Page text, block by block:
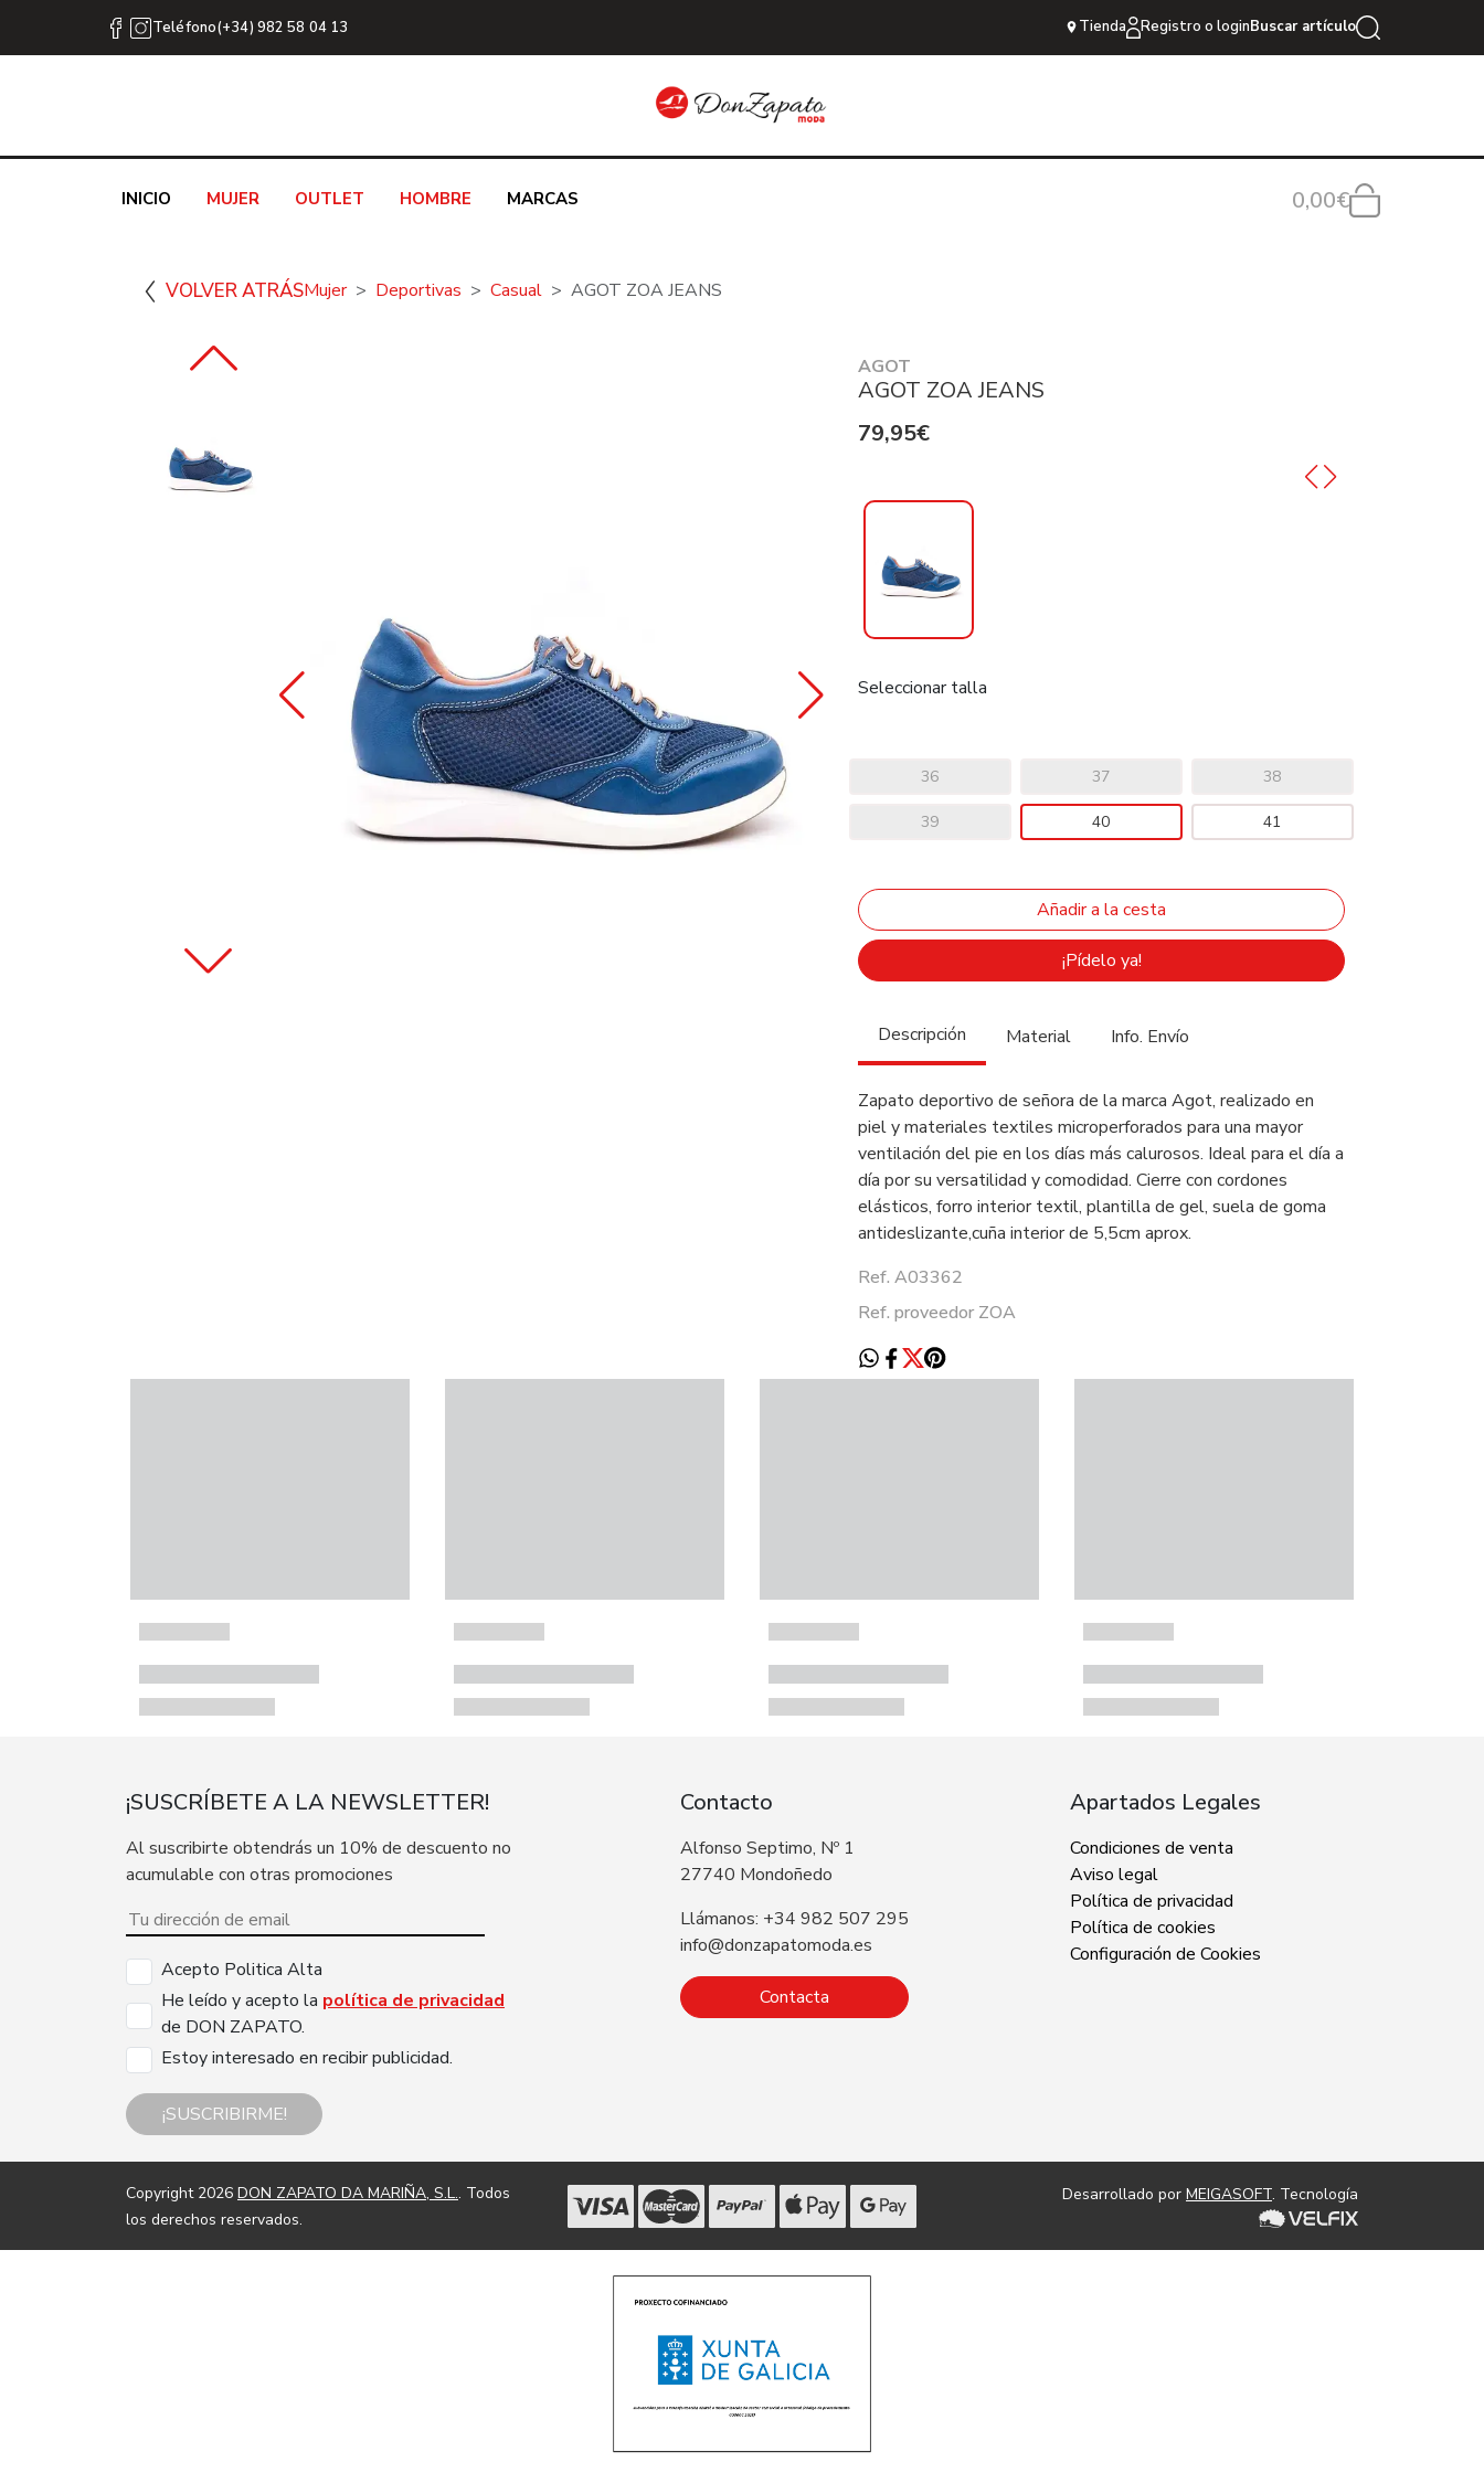
Teléfono(+34) 982 58 04 13 Tienda Registro o loginBuscar artículo
INICIO MUJER OUTLET HOMBRE MARCAS 0,00€
VOLVER ATRÁSMujer Deportivas Casual AGOT ZOA JEANS
AGOT
AGOT ZOA JEANS
79,95€
Seleccionar talla
36 37 38
39 40 41
¡Pídelo ya!
Descripción Material Info. Envío
Zapato deportivo de señora de la marca Agot, realizado en
piel y materiales textiles microperforados para una mayor
ventilación del pie en los días más calurosos. Ideal para el día a
día por su versatilidad y comodidad. Cierre con cordones
elásticos, forro interior textil, plantilla de gel, suela de goma
antideslizante,cuña interior de 5,5cm aprox.
Ref. A03362
Ref. proveedor ZOA
¡SUSCRÍBETE A LA NEWSLETTER!
Al suscribirte obtendrás un 10% de descuento no
acumulable con otras promociones
Acepto Politica Alta
He leído y acepto la política de privacidad
de DON ZAPATO.
Estoy interesado en recibir publicidad.
¡SUSCRIBIRME!
Contacto
Alfonso Septimo, Nº 1
27740 Mondoñedo
Llámanos: +34 982 507 295
info@donzapatomoda.es
Contacta
Apartados Legales
Condiciones de venta
Aviso legal
Política de privacidad
Política de cookies
Configuración de Cookies
Copyright 2026 DON ZAPATO DA MARIÑA, S.L.. Todos
los derechos reservados.
Desarrollado por MEIGASOFT. Tecnología